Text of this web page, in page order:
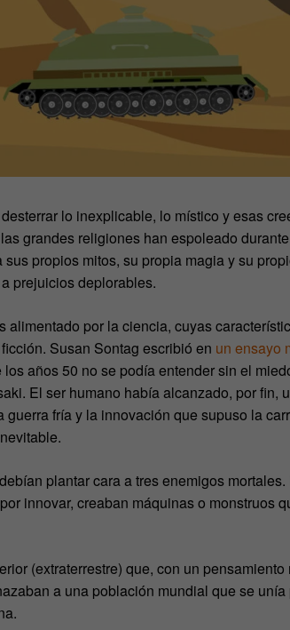
lo inexplicable, lo místico y esas
grandes religiones han espoleado
propios mitos, su propia magia y su
prejuicios deplorables.
por la ciencia, cuyas
Susan Sontag escribió en un ensayo
años 50 no se podía entender sin el
El ser humano había alcanzado, por fin,
fría y la innovación que supuso la
plantar cara a tres enemigos
innovar, creaban máquinas o monstruos
(extraterrestre) que, con un
a una población mundial que se